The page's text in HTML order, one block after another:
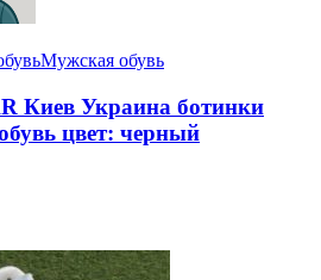
Мужская обувь
Киев Украина ботинки
цвет: черный